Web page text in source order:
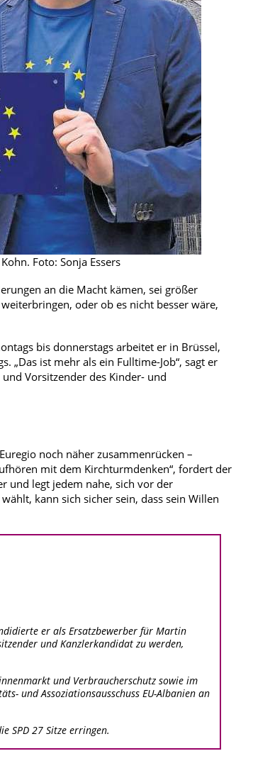
Foto: Sonja Essers
an die Macht kämen, sei größer
oder ob es nicht besser wäre,
bis donnerstags arbeitet er in Brüssel,
„Das ist mehr als ein Fulltime-Job“, sagt er
Vorsitzender des Kinder- und
noch näher zusammenrücken –
mit dem Kirchturmdenken“, fordert der
und legt jedem nahe, sich vor der
kann sich sicher sein, dass sein Willen
er als Ersatzbewerber für Martin
und Kanzlerkandidat zu werden,
und Verbraucherschutz sowie im
und Assoziationsausschuss EU-Albanien an
SPD 27 Sitze erringen.